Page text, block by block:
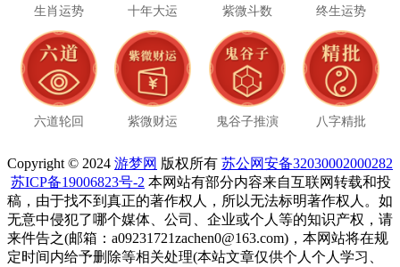
生肖运势 十年大运 紫微斗数 终生运势
六道轮回 紫微财运 鬼谷子推演 八字精批
Copyright © 2024 游梦网 版权所有 苏公网安备32030002000282
苏ICP备19006823号-2 本网站有部分内容来自互联网转载和投
稿，由于找不到真正的著作权人，所以无法标明著作权人。如
无意中侵犯了哪个媒体、公司、企业或个人等的知识产权，请
来件告之(邮箱：a09231721zachen0@163.com)，本网站将在规
定时间内给予删除等相关处理(本站文章仅供个人个人学习、